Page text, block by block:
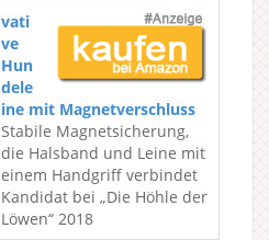
vati
ve
Hun
dele
ine mit Magnetverschluss
Stabile Magnetsicherung,
die Halsband und Leine mit
einem Handgriff verbindet
Kandidat bei „Die Höhle der
Löwen“ 2018